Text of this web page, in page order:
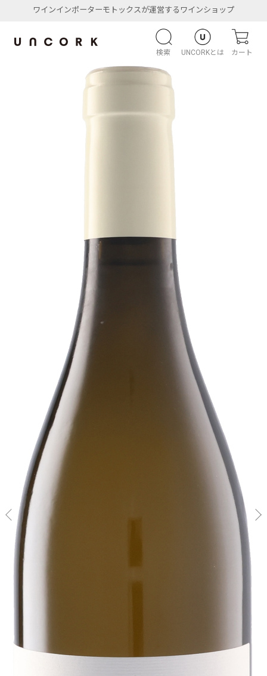
ワインインポーターモトックスが運営するワインショップ
検索 UNCORKとは カート